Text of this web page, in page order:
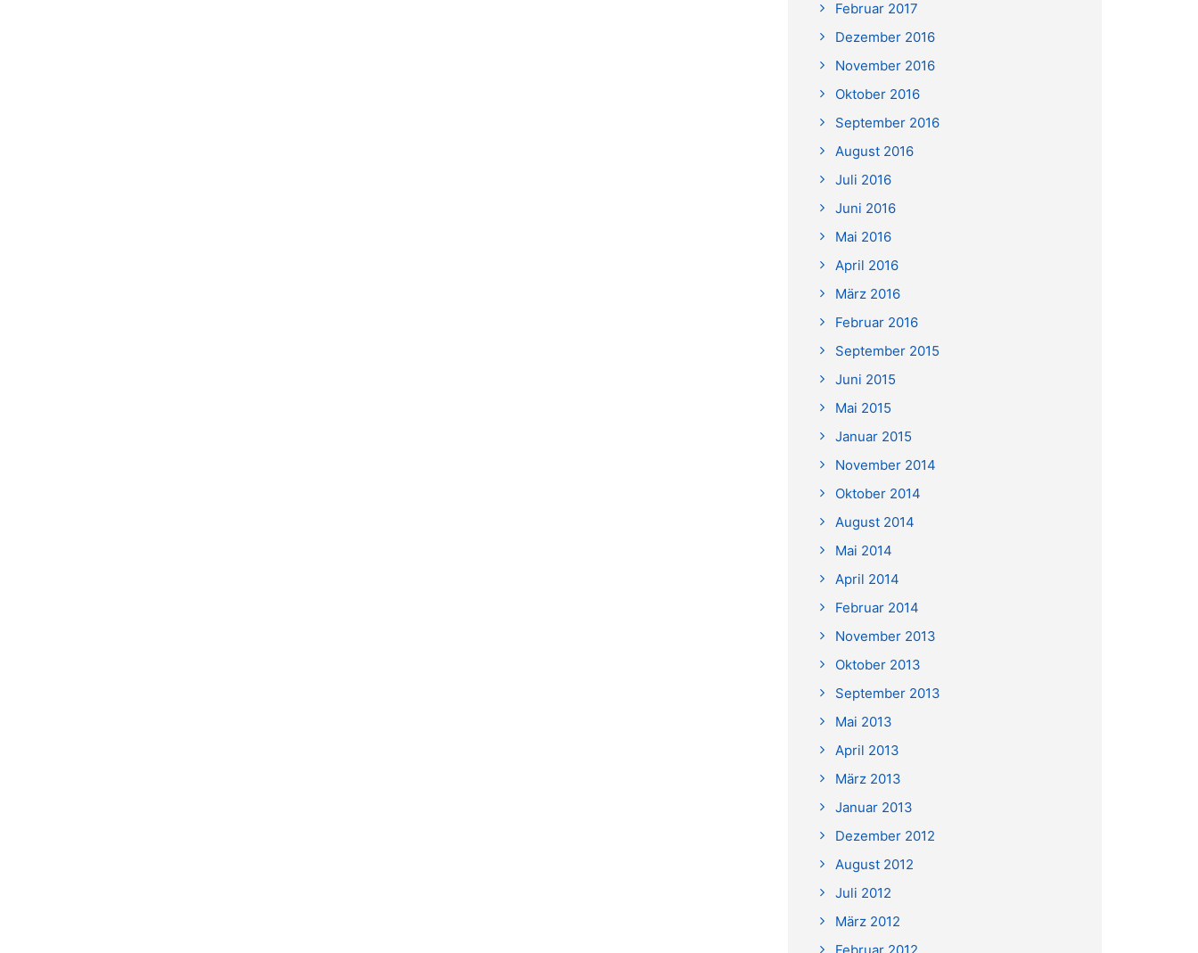
Februar 2017
Dezember 2016
November 2016
Oktober 2016
September 2016
August 2016
Juli 2016
Juni 2016
Mai 2016
April 2016
März 2016
Februar 2016
September 2015
Juni 2015
Mai 2015
Januar 2015
November 2014
Oktober 2014
August 2014
Mai 2014
April 2014
Februar 2014
November 2013
Oktober 2013
September 2013
Mai 2013
April 2013
März 2013
Januar 2013
Dezember 2012
August 2012
Juli 2012
März 2012